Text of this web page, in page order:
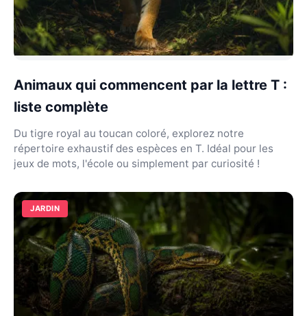
Animaux qui commencent par la lettre T :
liste complète
Du tigre royal au toucan coloré, explorez notre
répertoire exhaustif des espèces en T. Idéal pour les
jeux de mots, l'école ou simplement par curiosité !
JARDIN